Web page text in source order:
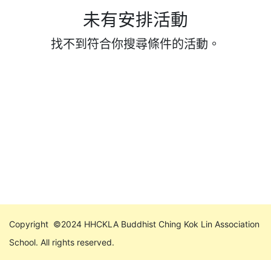
未有安排活動
找不到符合你搜尋條件的活動。
Copyright ©2024 HHCKLA Buddhist Ching Kok Lin Association
School. All rights reserved.